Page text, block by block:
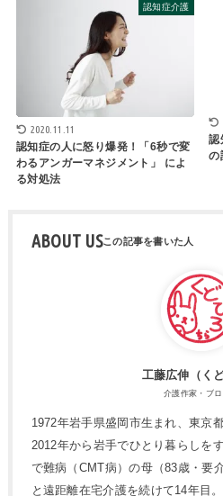
認知症介護
2020.11.11
認知症の人に怒り爆発！「6秒で変
わるアンガーマネジメント」 によ
る対処法
認
の
ABOUT US
工藤広伸（く
介護作家・ブ
1972年岩手県盛岡市生まれ、東京都
2012年から岩手でひとり暮らしを
で難病（CMT病）の母（83歳・要
と遠距離在宅介護を続けて14年目